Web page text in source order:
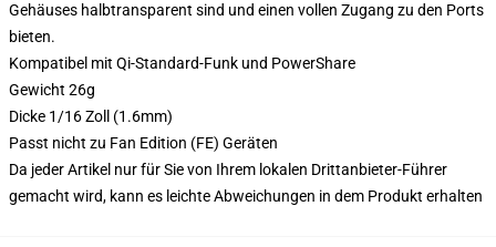
Gehäuses halbtransparent sind und einen vollen Zugang zu den Ports
bieten.
Kompatibel mit Qi-Standard-Funk und PowerShare
Gewicht 26g
Dicke 1/16 Zoll (1.6mm)
Passt nicht zu Fan Edition (FE) Geräten
Da jeder Artikel nur für Sie von Ihrem lokalen Drittanbieter-Führer
gemacht wird, kann es leichte Abweichungen in dem Produkt erhalten